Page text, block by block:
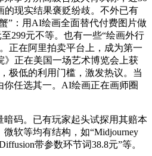
的现实结果褒贬纷歧。不外已有
”：用AI绘画全面替代付费图片做
299元不等。也有一些“绘画外行
正在阿里拍卖平台上，成为第一
正在美国一场艺术博览会上获
极低的利用门槛，激发热议。当
任选其一。AI绘画正在画师圈
码。已有玩家起头试探用其赔本
软等均有结构，如“Midjourney
带参数环节词38.8元”等。